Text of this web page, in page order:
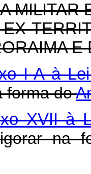
MILITAR
I-A à
forma do
XVII à
na